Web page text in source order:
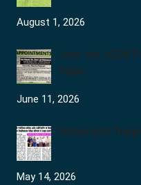
August 1, 2026
Join the JCDV
Open
June 11, 2026
University
May 14, 2026